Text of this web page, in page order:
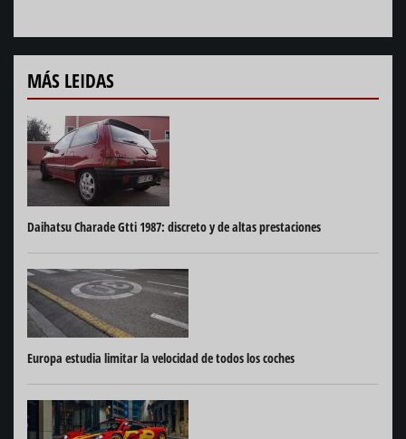
MÁS LEIDAS
Daihatsu Charade Gtti 1987: discreto y de altas prestaciones
Europa estudia limitar la velocidad de todos los coches